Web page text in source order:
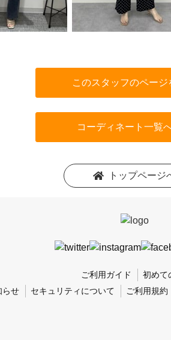
このスタッフのページ
コーディネート一覧
トップページ
ご利用ガイド
初めて
らせ
セキュリティについて ご利用規約